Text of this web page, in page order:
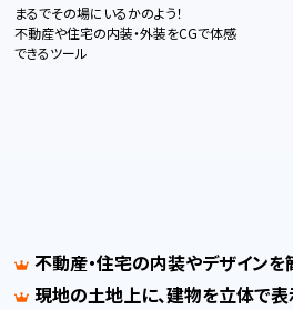
まるでその場にいるかのよう！
不動産や住宅の内装・外装をCGで体感
できるツール
不動産・住宅の内装やデザインを
現地の土地上に、建物を立体で